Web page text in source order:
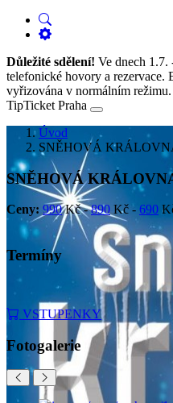
Důležité sdělení! Ve dnech 1.7.
telefonické hovory a rezervace.
vyřizována v normálním
TipTicket Praha
Úvod
SNĚHOVÁ
SNĚHOVÁ
Ceny: 990Kč -890 Kč -690
Termíny
VSTUPENKY
Fotogalerie